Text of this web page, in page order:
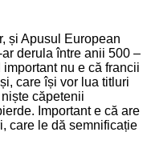
și Apusul European
ar derula între anii 500 –
important nu e că francii
care își vor lua titluri
căpetenii
Important e că are
care le dă semnificație